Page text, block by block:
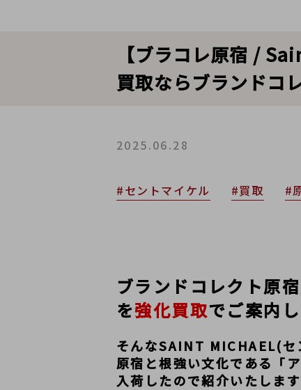
【ブラコレ原宿 /
買取ならブランドコ
2025.06.28
#セントマイケル #買取 #
ブランドコレクト原
を強化買取でご案内
そんなSAINT MICHAEL(セ
原宿と根強い文化である「
入荷したので紹介いたします